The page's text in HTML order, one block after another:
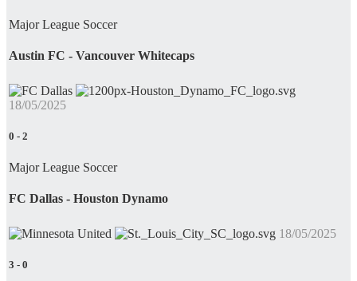
Major League Soccer
Austin FC - Vancouver Whitecaps
18/05/2025
0 - 2
Major League Soccer
FC Dallas - Houston Dynamo
18/05/2025
3 - 0